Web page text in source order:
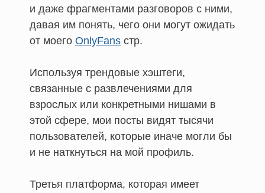
и даже фрагментами разговоров с ними,
давая им понять, чего они могут ожидать
от моего OnlyFans стр.
Используя трендовые хэштеги,
связанные с развлечениями для
взрослых или конкретными нишами в
этой сфере, мои посты видят тысячи
пользователей, которые иначе могли бы
и не наткнуться на мой профиль.
Третья платформа, которая имеет